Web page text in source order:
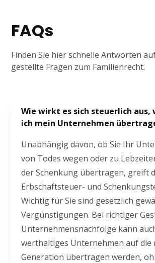
FAQs
Finden Sie hier schnelle Antworten
gestellte Fragen zum Familienrecht.
Wie wirkt es sich steuerlich aus,
ich mein Unternehmen
Unabhängig davon, ob Sie Ihr
von Todes wegen oder zu
der Schenkung übertragen, greift
Erbschaftsteuer- und
Wichtig für Sie sind gesetzlich
Vergünstigungen. Bei richtiger
Unternehmensnachfolge kann
werthaltiges Unternehmen auf die
Generation übertragen werden,